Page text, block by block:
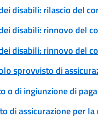
disabili: rilascio del
disabili: rinnovo del
disabili: rinnovo del
sprovvisto di
o di ingiunzione di
di assicurazione per